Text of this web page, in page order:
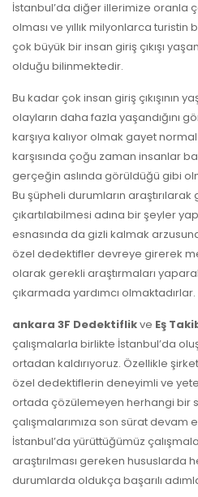
İstanbul’da diğer illerimize oranla
olması ve yıllık milyonlarca
çok büyük bir insan giriş çıkışı
olduğu bilinmektedir.
Bu kadar çok insan giriş çıkışının
olayların daha fazla yaşandığını
karşıya kalıyor olmak gayet
karşısında çoğu zaman insanlar
gerçeğin aslında görüldüğü gibi
Bu şüpheli durumların
çıkartılabilmesi adına bir şeyler
esnasında da gizli kalmak
özel dedektifler devreye girerek
olarak gerekli araştırmaları
çıkarmada yardımcı olmaktadırlar.
ankara 3F Dedektiflikve Eş
çalışmalarla birlikte İstanbul’da
ortadan kaldırıyoruz. Özellikle
özel dedektiflerin deneyimli ve
ortada çözülemeyen herhangi bir
çalışmalarımıza son sürat devam
İstanbul’da yürüttüğümüz
araştırılması gereken hususlarda
durumlarda oldukça başarılı